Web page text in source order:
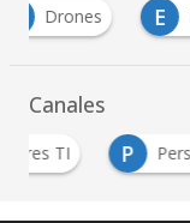
Drones E
Canales
P
Personas